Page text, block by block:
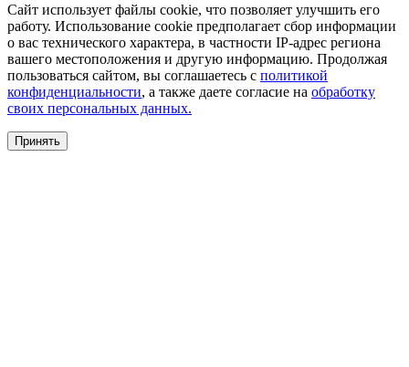
Сайт использует файлы cookie, что позволяет улучшить его
работу. Использование cookie предполагает сбор информации
о вас технического характера, в частности IP-адрес региона
вашего местоположения и другую информацию. Продолжая
пользоваться сайтом, вы соглашаетесь с политикой
конфиденциальности, а также даете согласие на обработку
своих персональных данных.
Принять